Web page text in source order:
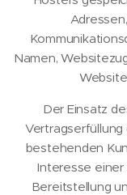
Namen,
Der Einsatz
bestehenden
Interesse
Bereitstellung